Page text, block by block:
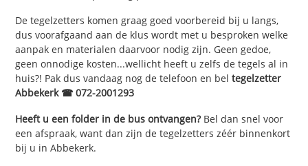
De tegelzetters komen graag goed voorbereid bij u langs,
dus voorafgaand aan de klus wordt met u besproken welke
aanpak en materialen daarvoor nodig zijn. Geen gedoe,
geen onnodige kosten...wellicht heeft u zelfs de tegels al in
huis?! Pak dus vandaag nog de telefoon en beltegelzetter
Abbekerk ☎ 072-2001293
Heeft u een folder in de bus ontvangen?Bel dan snel voor
een afspraak, want dan zijn de tegelzetters zéér binnenkort
bij u in Abbekerk.